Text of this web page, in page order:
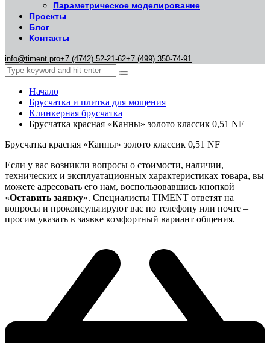
Параметрическое моделирование
Проекты
Блог
Контакты
info@timent.pro+7 (4742) 52-21-62+7 (499) 350-74-91
Начало
Брусчатка и плитка для мощения
Клинкерная брусчатка
Брусчатка красная «Канны» золото классик 0,51 NF
Брусчатка красная «Канны» золото классик 0,51 NF
Если у вас возникли вопросы о стоимости, наличии,
технических и эксплуатационных характеристиках товара, вы
можете адресовать его нам, воспользовавшись кнопкой
«Оставить заявку». Специалисты TIMENT ответят на
вопросы и проконсультируют вас по телефону или почте –
просим указать в заявке комфортный вариант общения.